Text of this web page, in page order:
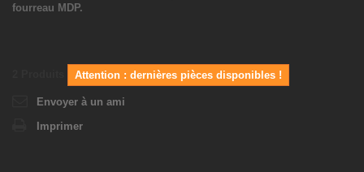
fourreau MDP.
Attention : dernières pièces disponibles !
Envoyer à un ami
Imprimer